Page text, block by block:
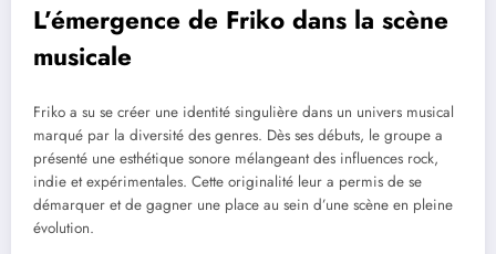
L’émergence de Friko dans la scène
musicale
Friko a su se créer une identité singulière dans un univers musical
marqué par la diversité des genres. Dès ses débuts, le groupe a
présenté une esthétique sonore mélangeant des influences rock,
indie et expérimentales. Cette originalité leur a permis de se
démarquer et de gagner une place au sein d’une scène en pleine
évolution.